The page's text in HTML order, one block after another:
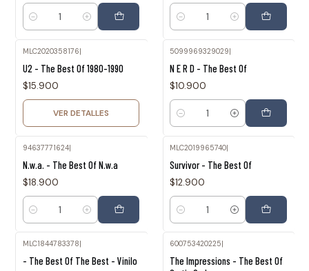
Cantidad Cantidad
MLC2020358176
U2 - The Best Of 1980-1990
$15.900
VER DETALLES
5099969329029
N E R D - The Best Of
$10.900
Cantidad
94637771624|
N.w.a. - The Best Of N.w.a
$18.900
Cantidad
MLC2019965740|
Survivor - The Best Of
$12.900
Cantidad
MLC1844783378
- The Best Of The Best - Vinilo
600753420225
The Impressions - The Best Of